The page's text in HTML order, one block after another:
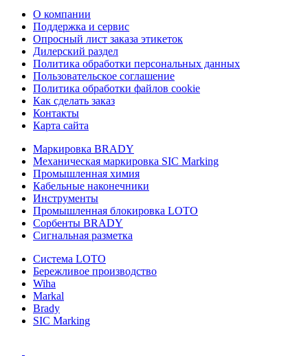
О компании
Поддержка и сервис
Опросный лист заказа этикеток
Дилерский раздел
Политика обработки персональных данных
Пользовательское соглашение
Политика обработки файлов cookie
Как сделать заказ
Контакты
Карта сайта
Маркировка BRADY
Механическая маркировка SIC Marking
Промышленная химия
Кабельные наконечники
Инструменты
Промышленная блокировка LOTO
Сорбенты BRADY
Сигнальная разметка
Система LOTO
Бережливое производство
Wiha
Markal
Brady
SIC Marking